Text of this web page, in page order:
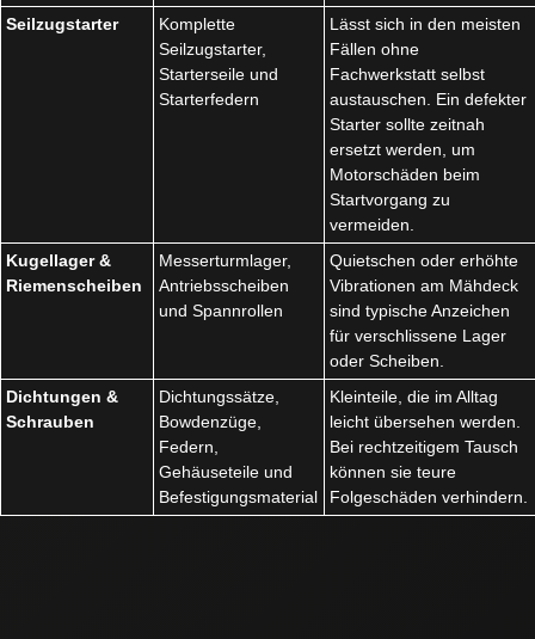
Seilzugstarter
Komplette
Seilzugstarter,
Starterseile und
Starterfedern
Lässt sich in den meisten
Fällen ohne
Fachwerkstatt selbst
austauschen. Ein defekter
Starter sollte zeitnah
ersetzt werden, um
Motorschäden beim
Startvorgang zu
vermeiden.
Kugellager &
Riemenscheiben
Messerturmlager,
Antriebsscheiben
und Spannrollen
Quietschen oder erhöhte
Vibrationen am Mähdeck
sind typische Anzeichen
für verschlissene Lager
oder Scheiben.
Dichtungen &
Schrauben
Dichtungssätze,
Bowdenzüge,
Federn,
Gehäuseteile und
Befestigungsmaterial
Kleinteile, die im Alltag
leicht übersehen werden.
Bei rechtzeitigem Tausch
können sie teure
Folgeschäden verhindern.